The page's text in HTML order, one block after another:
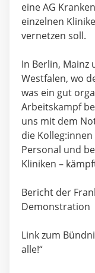
eine AG
einzelnen
vernetzen soll.
In Berlin,
Westfalen, wo
was ein gut
Arbeitskampf
uns mit dem
die
Personal und
Kliniken –
Bericht der
Demonstration
Link zum
alle!“